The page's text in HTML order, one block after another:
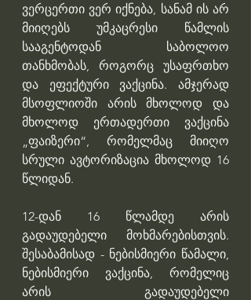
ვერცერთი ვერ იქნება, სანამ ის არ
მიიღებს უმკაცრესი წამლის
სააგენტოდან საბოლოო
თანხმობას, როგორც უსაფრთხო
და ეფექტური ვაქცინა. ამჯერად
მსოფლიოში არის მხოლოდ და
მხოლოდ ერთადერთი ვაქცინა
„ფაიზერი“, რომელმაც მიიღო
სრული ავტორიზაცია მხოლოდ 16
წლიდან.
12-დან 16 წლამდე არის
გადაუდებელი მოხმარებისთვის.
შესაბამისად - ნებისმიერი წამალი,
ნებისმიერი ვაქცინა, რომელიც
არის გადაუდებელი